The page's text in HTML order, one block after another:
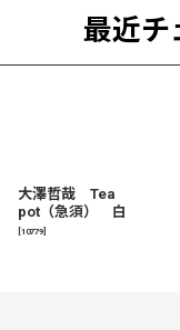
最近チ
大澤哲哉 Tea
pot（急須） 白
10779